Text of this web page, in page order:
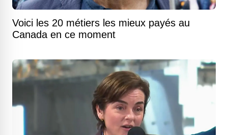
Voici les 20 métiers les mieux payés au
Canada en ce moment